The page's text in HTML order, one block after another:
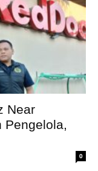
Near
Pengelola,
0